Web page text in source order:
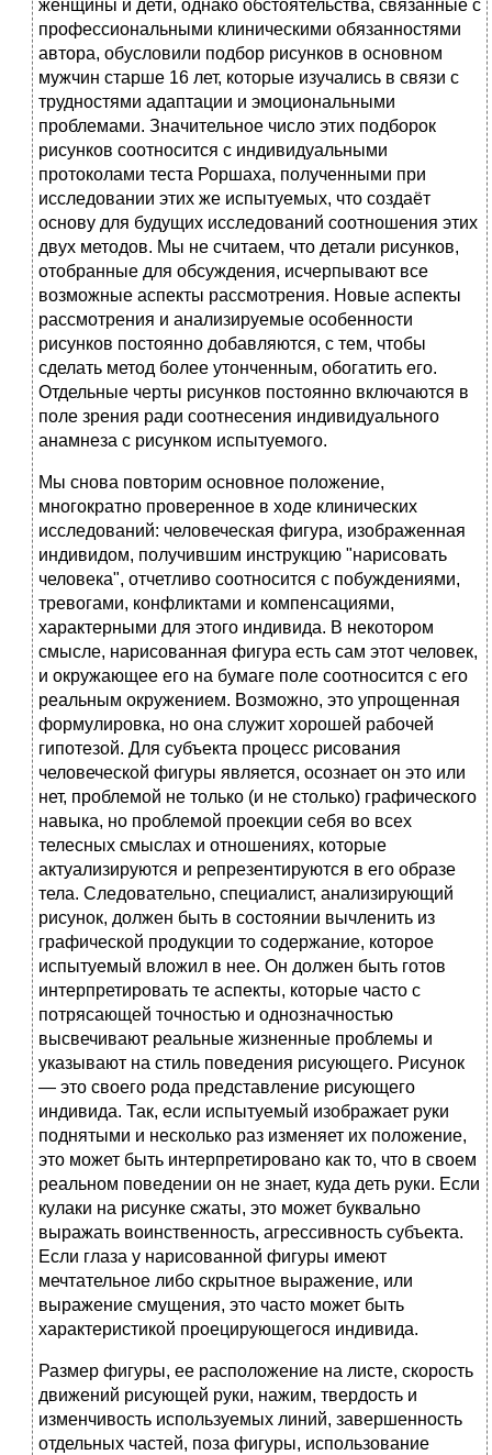
женщины и дети, однако обстоятельства, связанные с
профессиональными клиническими обязанностями
автора, обусловили подбор рисунков в основном
мужчин старше 16 лет, которые изучались в связи с
трудностями адаптации и эмоциональными
проблемами. Значительное число этих подборок
рисунков соотносится с индивидуальными
протоколами теста Роршаха, полученными при
исследовании этих же испытуемых, что создаёт
основу для будущих исследований соотношения этих
двух методов. Мы не считаем, что детали рисунков,
отобранные для обсуждения, исчерпывают все
возможные аспекты рассмотрения. Новые аспекты
рассмотрения и анализируемые особенности
рисунков постоянно добавляются, с тем, чтобы
сделать метод более утонченным, обогатить его.
Отдельные черты рисунков постоянно включаются в
поле зрения ради соотнесения индивидуального
анамнеза с рисунком испытуемого.
Мы снова повторим основное положение,
многократно проверенное в ходе клинических
исследований: человеческая фигура, изображенная
индивидом, получившим инструкцию "нарисовать
человека", отчетливо соотносится с побуждениями,
тревогами, конфликтами и компенсациями,
характерными для этого индивида. В некотором
смысле, нарисованная фигура есть сам этот человек,
и окружающее его на бумаге поле соотносится с его
реальным окружением. Возможно, это упрощенная
формулировка, но она служит хорошей рабочей
гипотезой. Для субъекта процесс рисования
человеческой фигуры является, осознает он это или
нет, проблемой не только (и не столько) графического
навыка, но проблемой проекции себя во всех
телесных смыслах и отношениях, которые
актуализируются и репрезентируются в его образе
тела. Следовательно, специалист, анализирующий
рисунок, должен быть в состоянии вычленить из
графической продукции то содержание, которое
испытуемый вложил в нее. Он должен быть готов
интерпретировать те аспекты, которые часто с
потрясающей точностью и однозначностью
высвечивают реальные жизненные проблемы и
указывают на стиль поведения рисующего. Рисунок
— это своего рода представление рисующего
индивида. Так, если испытуемый изображает руки
поднятыми и несколько раз изменяет их положение,
это может быть интерпретировано как то, что в своем
реальном поведении он не знает, куда деть руки. Если
кулаки на рисунке сжаты, это может буквально
выражать воинственность, агрессивность субъекта.
Если глаза у нарисованной фигуры имеют
мечтательное либо скрытное выражение, или
выражение смущения, это часто может быть
характеристикой проецирующегося индивида.
Размер фигуры, ее расположение на листе, скорость
движений рисующей руки, нажим, твердость и
изменчивость используемых линий, завершенность
отдельных частей, поза фигуры, использование